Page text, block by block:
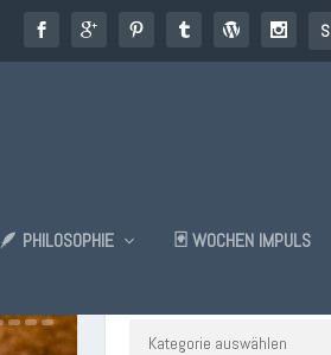
🪶 PHILOSOPHIE 🃏 WOCHEN IMPULS